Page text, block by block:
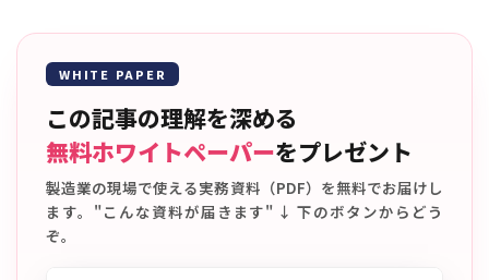
WHITE PAPER
この記事の理解を深める
無料ホワイトペーパーをプレゼント
製造業の現場で使える実務資料（PDF）を無料でお届けし
ます。"こんな資料が届きます" ↓ 下のボタンからどう
ぞ。